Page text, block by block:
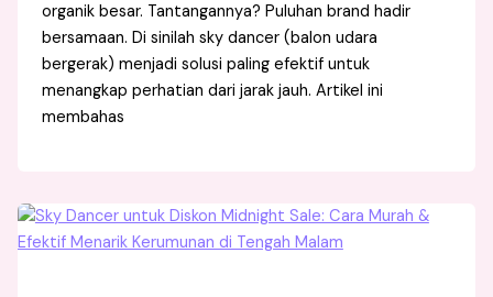
organik besar. Tantangannya? Puluhan brand hadir
bersamaan. Di sinilah sky dancer (balon udara
bergerak) menjadi solusi paling efektif untuk
menangkap perhatian dari jarak jauh. Artikel ini
membahas